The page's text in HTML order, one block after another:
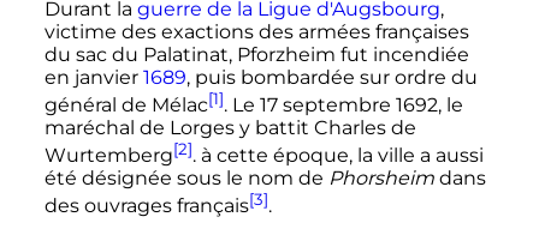
Durant la guerre de la Ligue d'Augsbourg,
victime des exactions des armées françaises
du sac du Palatinat, Pforzheim fut incendiée
en janvier 1689, puis bombardée sur ordre du
général de Mélac[1]. Le 17 septembre 1692, le
maréchal de Lorges y battit Charles de
Wurtemberg[2]. à cette époque, la ville a aussi
été désignée sous le nom de Phorsheimdans
des ouvrages français[3].